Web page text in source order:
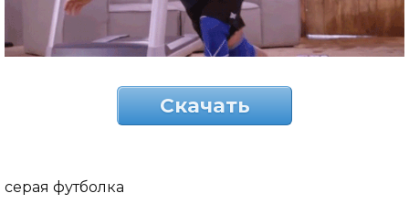
Скачать
серая футболка